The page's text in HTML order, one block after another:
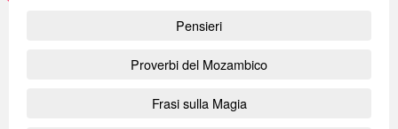
Pensieri
Proverbi del Mozambico
Frasi sulla Magia